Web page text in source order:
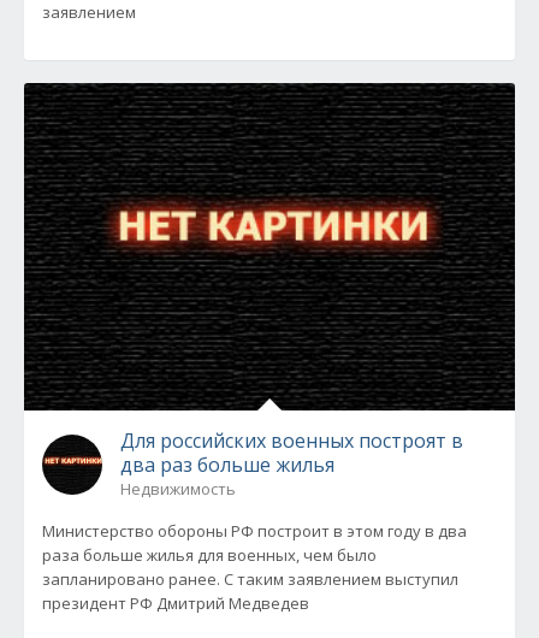
заявлением
Для российских военных построят в
два раз больше жилья
Недвижимость
Министерство обороны РФ построит в этом году в два
раза больше жилья для военных, чем было
запланировано ранее. С таким заявлением выступил
президент РФ Дмитрий Медведев